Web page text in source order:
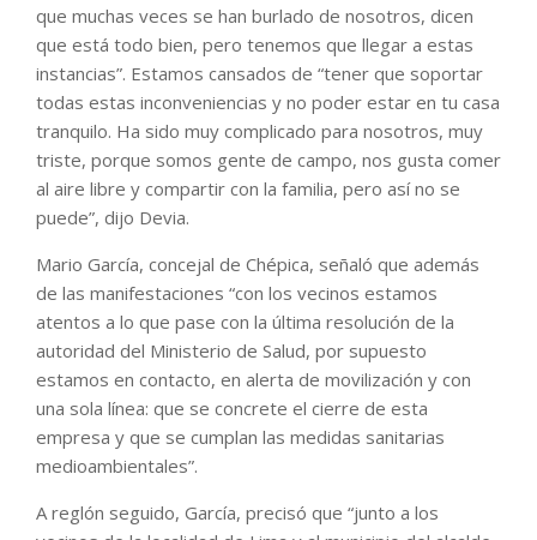
que muchas veces se han burlado de nosotros, dicen
que está todo bien, pero tenemos que llegar a estas
instancias”. Estamos cansados de “tener que soportar
todas estas inconveniencias y no poder estar en tu casa
tranquilo. Ha sido muy complicado para nosotros, muy
triste, porque somos gente de campo, nos gusta comer
al aire libre y compartir con la familia, pero así no se
puede”, dijo Devia.
Mario García, concejal de Chépica, señaló que además
de las manifestaciones “con los vecinos estamos
atentos a lo que pase con la última resolución de la
autoridad del Ministerio de Salud, por supuesto
estamos en contacto, en alerta de movilización y con
una sola línea: que se concrete el cierre de esta
empresa y que se cumplan las medidas sanitarias
medioambientales”.
A reglón seguido, García, precisó que “junto a los